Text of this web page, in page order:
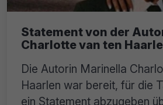
Statement von der
Charlotte van ten
Die Autorin Marinella
Haarlen war bereit, für die
ein Statement abzugeben